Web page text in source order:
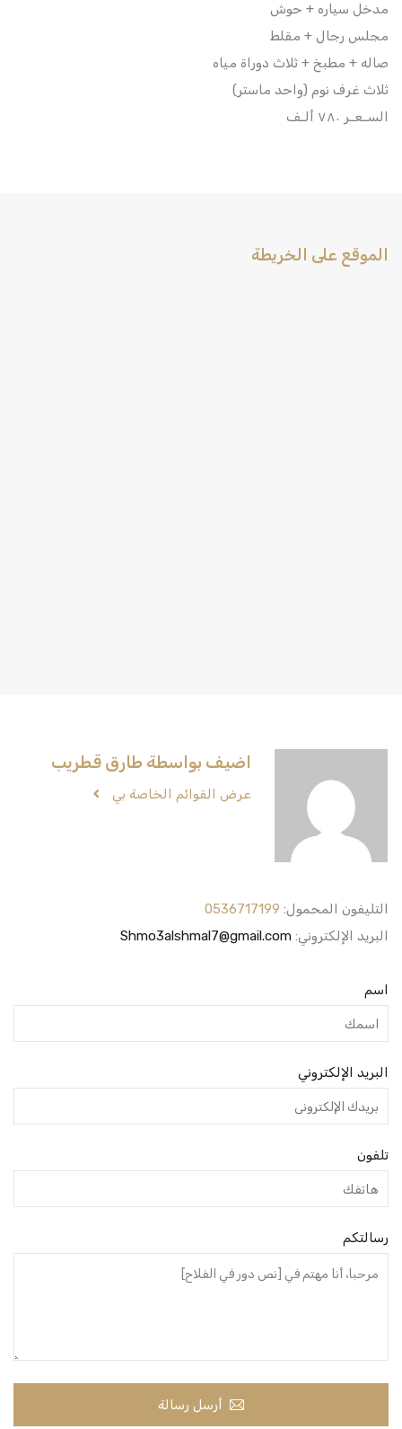
مدخل سياره + حوش
مجلس رجال + مقلط
صاله + مطبخ + ثلاث دوراة مياه
ثلاث غرف نوم (واحد ماستر)
السـعـر ٧٨٠ ألـف
الموقع على الخريطة
اضيف بواسطة طارق قطريب
عرض القوائم الخاصة بي
التليفون المحمول: 0536717199
البريد الإلكتروني: Shmo3alshmal7@gmail.com
اسم
البريد الإلكتروني
تلفون
رسالتكم
أرسل رسالة